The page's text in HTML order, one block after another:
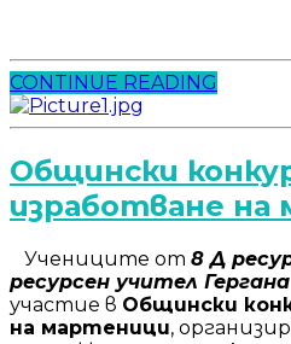
CONTINUE READING
Общински
изработване на
Учениците от 8Д
ресурсен учител
участие в Общински
на мартеници,